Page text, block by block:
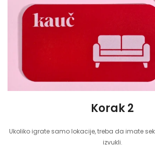
Korak 2
Ukoliko igrate samo lokacije, treba da imate
izvukli.